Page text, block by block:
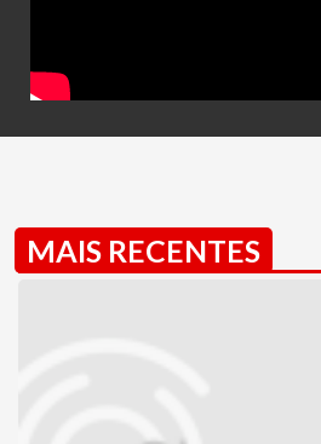
MAIS RECENTES